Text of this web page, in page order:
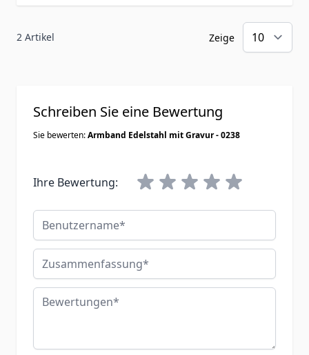
2 Artikel Zeige
Schreiben Sie eine Bewertung
Sie bewerten:Armband Edelstahl mit Gravur - 0238
Ihre Bewertung:
Benutzername
Zusammenfassung
Bewertungen